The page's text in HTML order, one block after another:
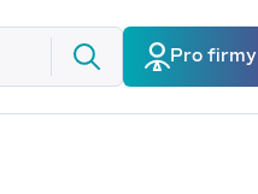
Pro firmy